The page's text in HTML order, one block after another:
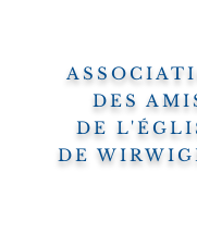
DES
DE
DE